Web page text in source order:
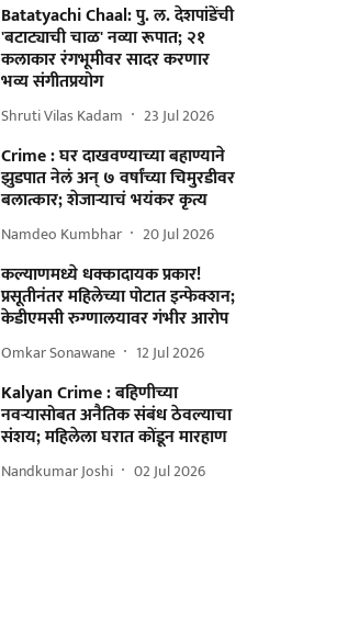
Batatyachi Chaal: पु. ल. देशपांडेंची
'बटाट्याची चाळ' नव्या रूपात; २१
कलाकार रंगभूमीवर सादर करणार
भव्य संगीतप्रयोग
Shruti Vilas Kadam 23 Jul 2026
Crime : घर दाखवण्याच्या बहाण्याने
झुडपात नेलं अन् ७ वर्षांच्या चिमुरडीवर
बलात्कार; शेजाऱ्याचं भयंकर कृत्य
Namdeo Kumbhar 20 Jul 2026
कल्याणमध्ये धक्कादायक प्रकार!
प्रसूतीनंतर महिलेच्या पोटात इन्फेक्शन;
केडीएमसी रुग्णालयावर गंभीर आरोप
Omkar Sonawane 12 Jul 2026
Kalyan Crime : बहिणीच्या
नवऱ्यासोबत अनैतिक संबंध ठेवल्याचा
संशय; महिलेला घरात कोंडून मारहाण
Nandkumar Joshi 02 Jul 2026